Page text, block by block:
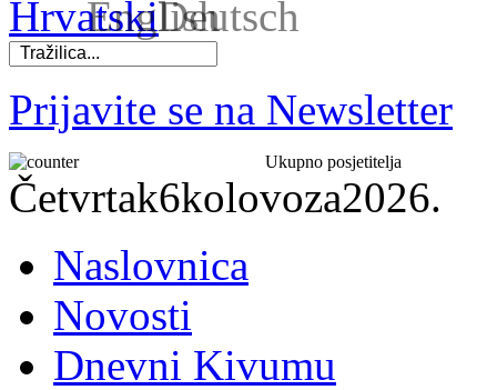
Prijavite se na Newsletter
Ukupno posjetitelja
Četvrtak6kolovoza2026.
Naslovnica
Novosti
Dnevni Kivumu